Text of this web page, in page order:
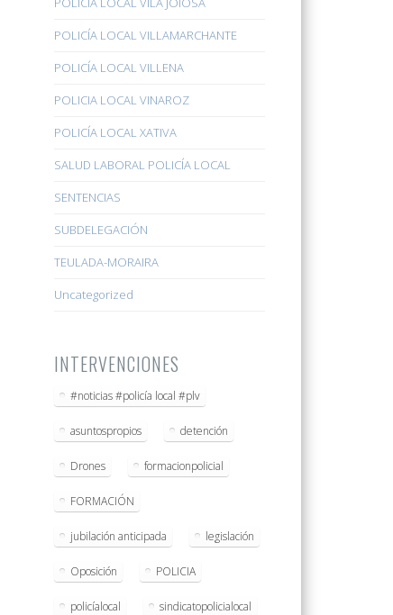
POLICÍA LOCAL VILLAMARCHANTE
POLICÍA LOCAL VILLENA
POLICIA LOCAL VINAROZ
POLICÍA LOCAL XATIVA
SALUD LABORAL POLICÍA LOCAL
SENTENCIAS
SUBDELEGACIÓN
TEULADA-MORAIRA
Uncategorized
INTERVENCIONES
#noticias #policía local #plv
asuntospropios detención
Drones formacionpolicial
FORMACIÓN
jubilación anticipada legislación
Oposición POLICIA
policíalocal sindicatopolicialocal